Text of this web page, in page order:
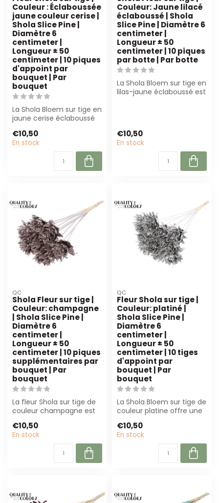
Couleur : Éclaboussée
jaune couleur cerise |
Shola Slice Pine |
Diamètre 6
centimeter |
Longueur ± 50
centimeter | 10 piques
d'appoint par
bouquet | Par
bouquet
La Shola Bloem sur tige en
jaune cerise éclaboussé
durable a...
€10,50
En stock
Couleur: Jaune lilacé
éclaboussé | Shola
Slice Pine | Diamètre 6
centimeter |
Longueur ± 50
centimeter | 10 piques
par botte | Par botte
La Shola Bloem sur tige en
lilas-jaune éclaboussé est
€10,50
En stock
QC
Shola Fleur sur tige |
Couleur: champagne
| Shola Slice Pine |
Diamètre 6
centimeter |
Longueur ± 50
centimeter | 10 piques
supplémentaires par
bouquet | Par
bouquet
La fleur Shola sur tige de
couleur champagne est
durable ...
€10,50
En stock
QC
Fleur Shola sur tige |
Couleur: platiné |
Shola Slice Pine |
Diamètre 6
centimeter |
Longueur ± 50
centimeter | 10 tiges
d'appoint par
bouquet | Par
bouquet
La Shola Bloem sur tige de
couleur platine offre une
nécessi...
€10,50
En stock